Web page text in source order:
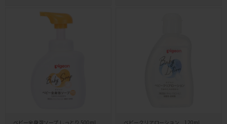
ベビー全身泡ソープ しっとり 500ml ベビークリアローション 120ml